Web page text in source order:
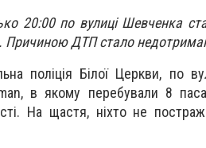
20:00 по вулиці Шевченка
Причиною ДТП стало
поліція Білої Церкви, по
в якому перебували 8
На щастя, ніхто не